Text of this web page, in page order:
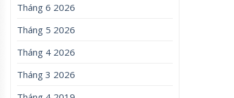
Tháng 6 2026
Tháng 5 2026
Tháng 4 2026
Tháng 3 2026